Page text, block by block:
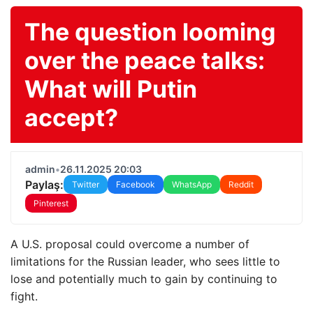
The question looming
over the peace talks:
What will Putin
accept?
admin•26.11.2025 20:03
Paylaş: Twitter Facebook WhatsApp
Reddit
Pinterest
A U.S. proposal could overcome a number of
limitations for the Russian leader, who sees little to
lose and potentially much to gain by continuing to
fight.